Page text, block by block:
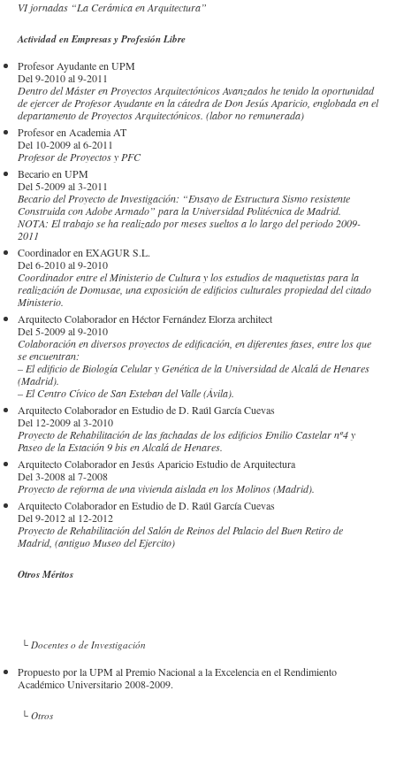
VI jornadas “La Cerámica en Arquitectura”
Actividad en Empresas y Profesión Libre
Profesor Ayudante en UPM
Del 9-2010 al 9-2011
Dentro del Máster en Proyectos Arquitectónicos Avanzados he tenido la oportunidad
de ejercer de Profesor Ayudante en la cátedra de Don Jesús Aparicio, englobada en el
departamento de Proyectos Arquitectónicos. (labor no remunerada)
Profesor en Academia AT
Del 10-2009 al 6-2011
Profesor de Proyectos y PFC
Becario en UPM
Del 5-2009 al 3-2011
Becario del Proyecto de Investigación: “Ensayo de Estructura Sismo resistente
Construida con Adobe Armado” para la Universidad Politécnica de Madrid.
NOTA: El trabajo se ha realizado por meses sueltos a lo largo del periodo 2009-
2011
Coordinador en EXAGUR S.L.
Del 6-2010 al 9-2010
Coordinador entre el Ministerio de Cultura y los estudios de maquetistas para la
realización de Domusae, una exposición de edificios culturales propiedad del citado
Ministerio.
Arquitecto Colaborador en Héctor Fernández Elorza architect
Del 5-2009 al 9-2010
Colaboración en diversos proyectos de edificación, en diferentes fases, entre los que
se encuentran:
– El edificio de Biología Celular y Genética de la Universidad de Alcalá de Henares
(Madrid).
– El Centro Cívico de San Esteban del Valle (Ávila).
Arquitecto Colaborador en Estudio de D. Raúl García Cuevas
Del 12-2009 al 3-2010
Proyecto de Rehabilitación de las fachadas de los edificios Emilio Castelar nº4 y
Paseo de la Estación 9 bis en Alcalá de Henares.
Arquitecto Colaborador en Jesús Aparicio Estudio de Arquitectura
Del 3-2008 al 7-2008
Proyecto de reforma de una vivienda aislada en los Molinos (Madrid).
Arquitecto Colaborador en Estudio de D. Raúl García Cuevas
Del 9-2012 al 12-2012
Proyecto de Rehabilitación del Salón de Reinos del Palacio del Buen Retiro de
Madrid, (antiguo Museo del Ejercito)
Otros Méritos
└ Docentes o de Investigación
Propuesto por la UPM al Premio Nacional a la Excelencia en el Rendimiento
Académico Universitario 2008-2009.
└ Otros